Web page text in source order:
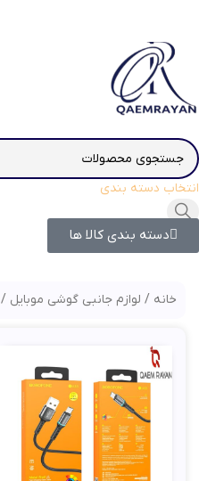
انتخاب دسته بندی
دسته بندی کالا ها
خانه لوازم جانبی گوشی موبایل